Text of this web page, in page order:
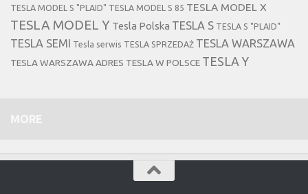
TESLA MODEL S "PLAID" TESLA MODEL S 85 TESLA MODEL X
TESLA MODEL Y Tesla Polska TESLA S TESLA S "PLAID"
TESLA SEMI Tesla serwis TESLA SPRZEDAŻ TESLA WARSZAWA
TESLA WARSZAWA ADRES TESLA W POLSCE TESLA Y
MORE